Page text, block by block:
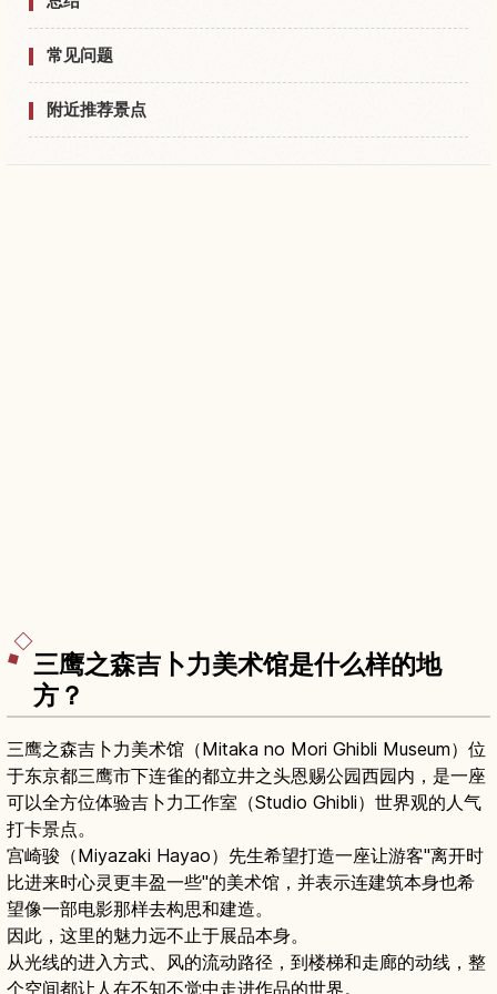
常见问题
附近推荐景点
三鹰之森吉卜力美术馆是什么样的地
方？
三鹰之森吉卜力美术馆（Mitaka no Mori Ghibli Museum）位
于东京都三鹰市下连雀的都立井之头恩赐公园西园内，是一座
可以全方位体验吉卜力工作室（Studio Ghibli）世界观的人气
打卡景点。
宫崎骏（Miyazaki Hayao）先生希望打造一座让游客"离开时
比进来时心灵更丰盈一些"的美术馆，并表示连建筑本身也希
望像一部电影那样去构思和建造。
因此，这里的魅力远不止于展品本身。
从光线的进入方式、风的流动路径，到楼梯和走廊的动线，整
个空间都让人在不知不觉中走进作品的世界。